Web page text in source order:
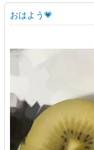
おはよう💗